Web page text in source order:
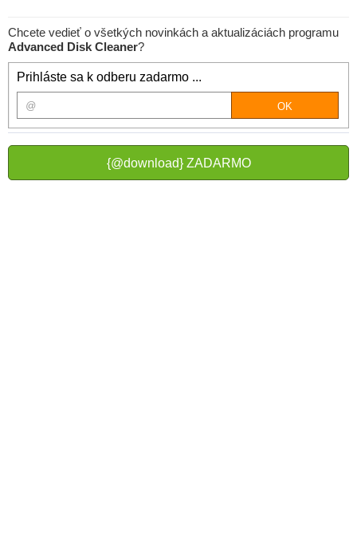
Chcete vedieť o všetkých novinkách a aktualizáciách programu
Advanced Disk Cleaner?
Prihláste sa k odberu zadarmo ...
{@download} ZADARMO